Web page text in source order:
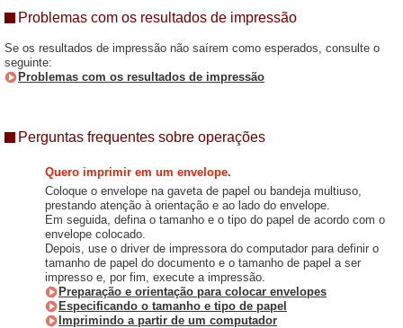
Problemas com os resultados de impressão
Se os resultados de impressão não saírem como esperados, consulte o
seguinte:
Problemas com os resultados de impressão
Perguntas frequentes sobre operações
Quero imprimir em um envelope.
Coloque o envelope na gaveta de papel ou bandeja multiuso,
prestando atenção à orientação e ao lado do envelope.
Em seguida, defina o tamanho e o tipo do papel de acordo com o
envelope colocado.
Depois, use o driver de impressora do computador para definir o
tamanho de papel do documento e o tamanho de papel a ser
impresso e, por fim, execute a impressão.
Preparação e orientação para colocar envelopes
Especificando o tamanho e tipo de papel
Imprimindo a partir de um computador